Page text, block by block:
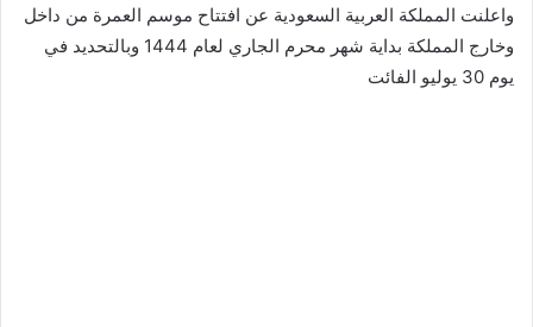
واعلنت المملكة العربية السعودية عن افتتاح موسم العمرة من داخل
وخارج المملكة بداية شهر محرم الجاري لعام 1444 وبالتحديد في
يوم 30 يوليو الفائت